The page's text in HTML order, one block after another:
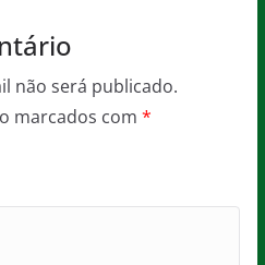
não será publicado.
marcados com *